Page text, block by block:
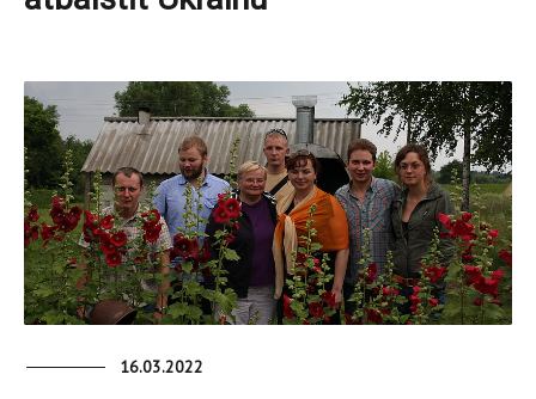
16.03.2022